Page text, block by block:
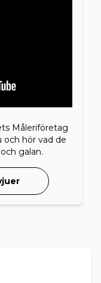
Måleriföretag
och hör vad de
galan.